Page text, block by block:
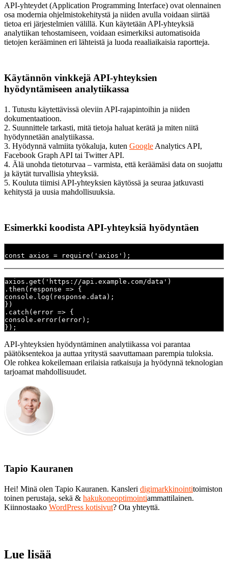
API-yhteydet (Application Programming Interface) ovat olennainen
osa modernia ohjelmistokehitystä ja niiden avulla voidaan siirtää
tietoa eri järjestelmien välillä. Kun käytetään API-yhteyksiä
analytiikan tehostamiseen, voidaan esimerkiksi automatisoida
tietojen kerääminen eri lähteistä ja luoda reaaliaikaisia raportteja.
Käytännön vinkkejä API-yhteyksien
hyödyntämiseen analytiikassa
1. Tutustu käytettävissä oleviin API-rajapintoihin ja niiden
dokumentaatioon.
2. Suunnittele tarkasti, mitä tietoja haluat kerätä ja miten niitä
hyödynnetään analytiikassa.
3. Hyödynnä valmiita työkaluja, kuten Google Analytics API,
Facebook Graph API tai Twitter API.
4. Älä unohda tietoturvaa – varmista, että keräämäsi data on suojattu
ja käytät turvallisia yhteyksiä.
5. Kouluta tiimisi API-yhteyksien käytössä ja seuraa jatkuvasti
kehitystä ja uusia mahdollisuuksia.
Esimerkki koodista API-yhteyksiä hyödyntäen
const axios = require('axios');
axios.get('https://api.example.com/data')
.then(response => {
console.log(response.data);
})
.catch(error => {
console.error(error);
});
API-yhteyksien hyödyntäminen analytiikassa voi parantaa
päätöksentekoa ja auttaa yritystä saavuttamaan parempia tuloksia.
Ole rohkea kokeilemaan erilaisia ratkaisuja ja hyödynnä teknologian
tarjoamat mahdollisuudet.
Tapio Kauranen
Hei! Minä olen Tapio Kauranen. Kansleri digimarkkinointitoimiston
toinen perustaja, sekä & hakukoneoptimointiammattilainen.
Kiinnostaako WordPress kotisivut? Ota yhteyttä.
Lue lisää